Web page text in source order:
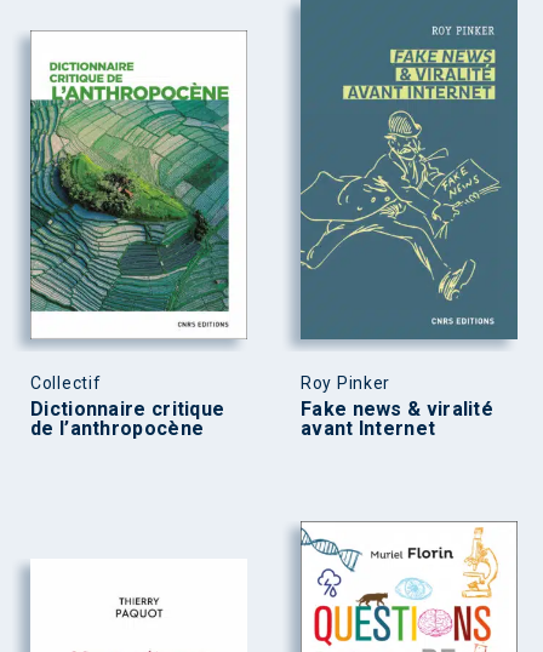
Collectif
Dictionnaire critique
de l’anthropocène
Roy Pinker
Fake news & viralité
avant Internet